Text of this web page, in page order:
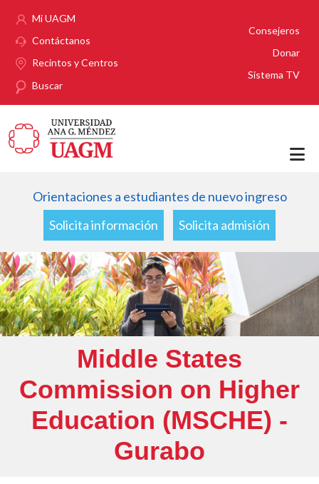
Mi UAGM
Contáctanos
Recintos y Centros
Buscar
Consejeros
Donar
Sistema TV
Orientaciones a estudiantes de nuevo ingreso
Solicita información
Solicita admisión
Middle States
Commission on Higher
Education (MSCHE) -
Gurabo